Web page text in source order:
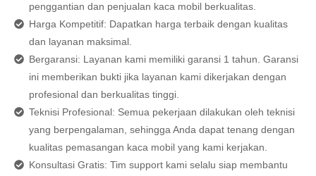
penggantian dan penjualan kaca mobil berkualitas.
Harga Kompetitif: Dapatkan harga terbaik dengan kualitas
dan layanan maksimal.
Bergaransi: Layanan kami memiliki garansi 1 tahun. Garansi
ini memberikan bukti jika layanan kami dikerjakan dengan
profesional dan berkualitas tinggi.
Teknisi Profesional: Semua pekerjaan dilakukan oleh teknisi
yang berpengalaman, sehingga Anda dapat tenang dengan
kualitas pemasangan kaca mobil yang kami kerjakan.
Konsultasi Gratis: Tim support kami selalu siap membantu